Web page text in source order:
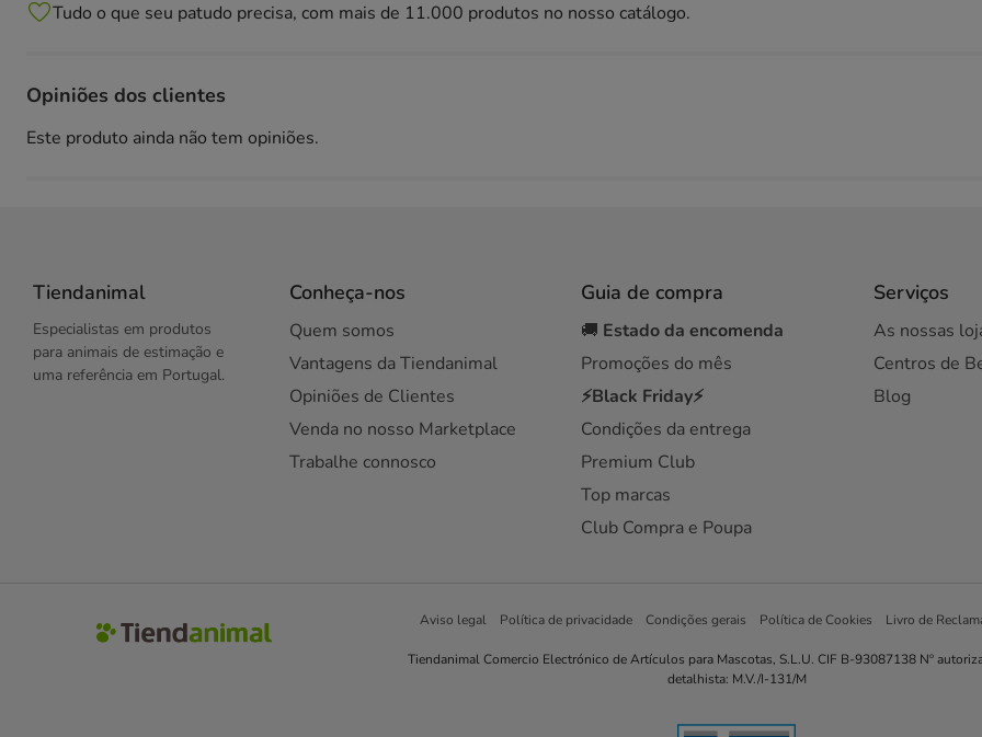
Tudo o que seu patudo precisa, com mais de 11.000 produtos no nosso catálogo.
Opiniões dos clientes
Este produto ainda não tem opiniões.
Tiendanimal
Especialistas em produtos
para animais de estimação e
uma referência em Portugal.
Conheça-nos
Quem somos
Vantagens da Tiendanimal
Opiniões de Clientes
Venda no nosso Marketplace
Trabalhe connosco
Guia de compra
🚚 Estado da encomenda
Promoções do mês
⚡Black Friday⚡
Condições da entrega
Premium Club
Top marcas
Club Compra e Poupa
Serviços
As nossas
Centros de
Blog
Aviso legal Política de privacidade Condições gerais Política de Cookies Livro de
Tiendanimal Comercio Electrónico de Artículos para Mascotas, S.L.U. CIF B-93087138 Nº
detalhista: M.V./I-131/M